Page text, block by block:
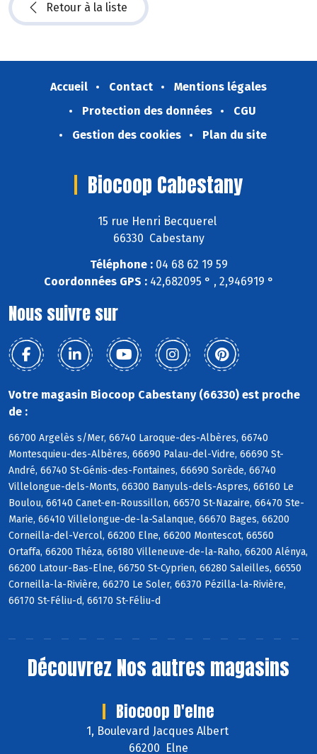
Retour à la liste
Accueil Contact
Mentions légales
Protection des données
CGU
Gestion des cookies
Plan du site
Biocoop Cabestany
15 rue Henri Becquerel
66330 Cabestany
Téléphone :04 68 62 19 59
Coordonnées GPS :42,682095 ° , 2,946919 °
Nous suivre sur
Votre magasin Biocoop Cabestany (66330) est proche
de :
66700 Argelès s/Mer, 66740 Laroque-des-Albères, 66740
Montesquieu-des-Albères, 66690 Palau-del-Vidre, 66690 St-
André, 66740 St-Génis-des-Fontaines, 66690 Sorède, 66740
Villelongue-dels-Monts, 66300 Banyuls-dels-Aspres, 66160 Le
Boulou, 66140 Canet-en-Roussillon, 66570 St-Nazaire, 66470 Ste-
Marie, 66410 Villelongue-de-la-Salanque, 66670 Bages, 66200
Corneilla-del-Vercol, 66200 Elne, 66200 Montescot, 66560
Ortaffa, 66200 Théza, 66180 Villeneuve-de-la-Raho, 66200 Alénya,
66200 Latour-Bas-Elne, 66750 St-Cyprien, 66280 Saleilles, 66550
Corneilla-la-Rivière, 66270 Le Soler, 66370 Pézilla-la-Rivière,
66170 St-Féliu-d, 66170 St-Féliu-d
Découvrez Nos autres magasins
Biocoop D'elne
1, Boulevard Jacques Albert
66200 Elne